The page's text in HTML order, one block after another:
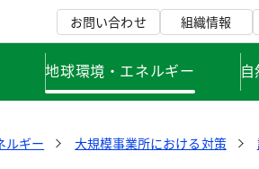
お問い合わせ 組織情報
地球環境・エネルギー
ルギー 大規模事業所における対策